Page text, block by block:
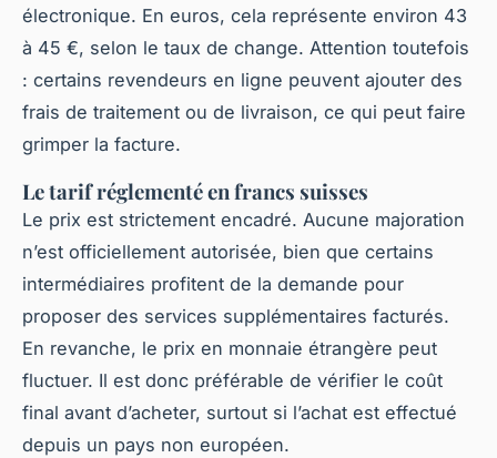
électronique. En euros, cela représente environ 43
à 45 €, selon le taux de change. Attention toutefois
: certains revendeurs en ligne peuvent ajouter des
frais de traitement ou de livraison, ce qui peut faire
grimper la facture.
Le tarif réglementé en francs suisses
Le prix est strictement encadré. Aucune majoration
n’est officiellement autorisée, bien que certains
intermédiaires profitent de la demande pour
proposer des services supplémentaires facturés.
En revanche, le prix en monnaie étrangère peut
fluctuer. Il est donc préférable de vérifier le coût
final avant d’acheter, surtout si l’achat est effectué
depuis un pays non européen.